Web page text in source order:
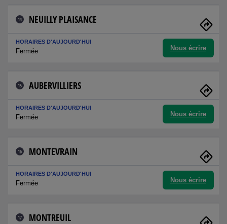
14 NEUILLY PLAISANCE
HORAIRES D'AUJOURD'HUI
Fermée Nous écrire
15 AUBERVILLIERS
HORAIRES D'AUJOURD'HUI
Fermée Nous écrire
16 MONTEVRAIN
HORAIRES D'AUJOURD'HUI
Fermée Nous écrire
17 MONTREUIL